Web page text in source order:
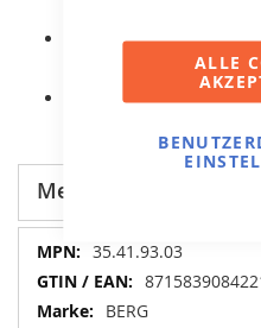
ALLE
Eine dicke PVC-
lange Lebensdauer des
Selbstschließendes
Mehr Informationen
Mehr
Informationen
35.41.93.03
BERG